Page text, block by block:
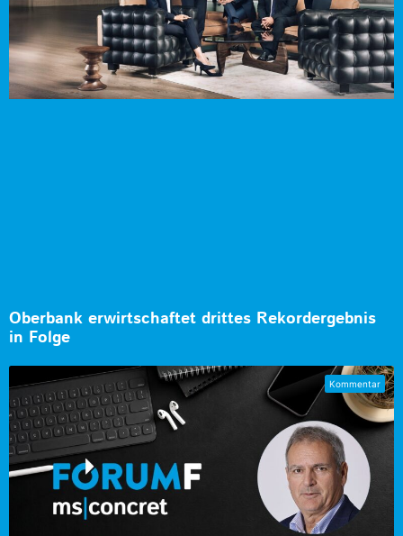
Oberbank erwirtschaftet drittes Rekordergebnis
in Folge